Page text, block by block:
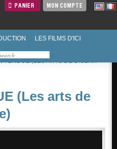
PANIER MON COMPTE
LES FILMS D'ICI
TENDUE (LES ARTS DE L'ISLAM
(Les arts de